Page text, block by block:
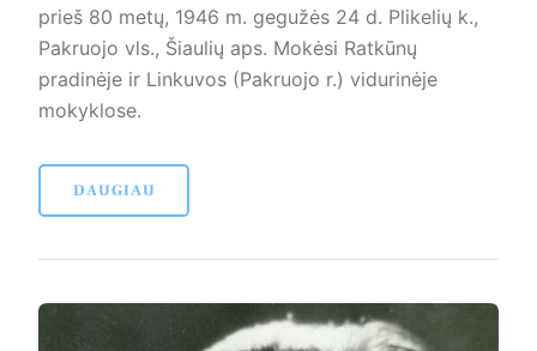
prieš 80 metų, 1946 m. gegužės 24 d. Plikelių k.,
Pakruojo vls., Šiaulių aps. Mokėsi Ratkūnų
pradinėje ir Linkuvos (Pakruojo r.) vidurinėje
mokyklose.
DAUGIAU